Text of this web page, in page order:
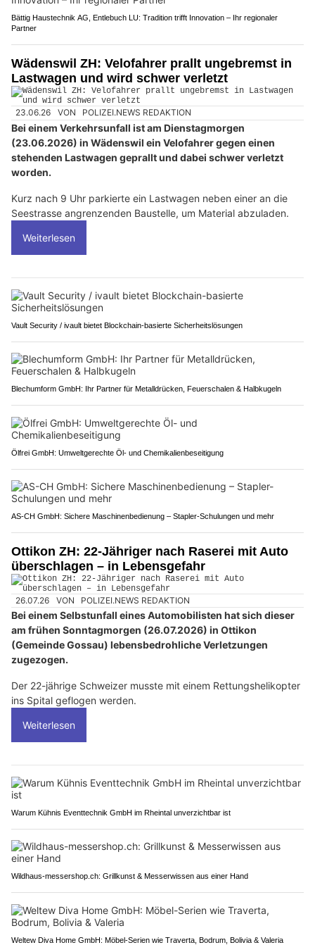
Bättig Haustechnik AG, Entlebuch LU: Tradition trifft Innovation – Ihr regionaler
Partner
Wädenswil ZH: Velofahrer prallt ungebremst in
Lastwagen und wird schwer verletzt
23.06.26 VON POLIZEI.NEWS REDAKTION
Bei einem Verkehrsunfall ist am Dienstagmorgen
(23.06.2026) in Wädenswil ein Velofahrer gegen einen
stehenden Lastwagen geprallt und dabei schwer verletzt
worden.
Kurz nach 9 Uhr parkierte ein Lastwagen neben einer an die
Seestrasse angrenzenden Baustelle, um Material abzuladen.
Weiterlesen
Vault Security / ivault bietet Blockchain-basierte Sicherheitslösungen
Blechumform GmbH: Ihr Partner für Metalldrücken, Feuerschalen & Halbkugeln
Ölfrei GmbH: Umweltgerechte Öl- und Chemikalienbeseitigung
AS-CH GmbH: Sichere Maschinenbedienung – Stapler-Schulungen und mehr
Ottikon ZH: 22-Jähriger nach Raserei mit Auto
überschlagen – in Lebensgefahr
26.07.26 VON POLIZEI.NEWS REDAKTION
Bei einem Selbstunfall eines Automobilisten hat sich dieser
am frühen Sonntagmorgen (26.07.2026) in Ottikon
(Gemeinde Gossau) lebensbedrohliche Verletzungen
zugezogen.
Der 22-jährige Schweizer musste mit einem Rettungshelikopter
ins Spital geflogen werden.
Weiterlesen
Warum Kühnis Eventtechnik GmbH im Rheintal unverzichtbar ist
Wildhaus-messershop.ch: Grillkunst & Messerwissen aus einer Hand
Weltew Diva Home GmbH: Möbel-Serien wie Traverta, Bodrum, Bolivia & Valeria